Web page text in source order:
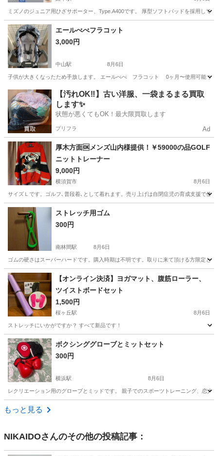
ミズノのジュニア用ひざサポーター、Type.A400です。 厚型ソフトパッドを採用し
神奈川 川崎市 その他
エールべべフラコット
3,000円
中山駅 8月6日
子供が大きくなったため手放します。 エールべべ フラコット 0ヶ月〜使用可能 チ
神奈川 横浜市 中山駅 スポーツ フラコット
【汚れOK‼️】古い洋服、一袋まるまる買取
します✨
状態が悪くてもOK！最大限買取します
プリフラ Ad
厚木方面🆗メンズ山内様提供！￥59000の品GOLF
ニットトレーナー
9,000円
横須賀市 8月6日
サイズＬです。ゴルフ､普段着､として着れます。売り上げは自閉症児の育成支援で使
神奈川 横須賀市ストレッチ用ゴム
300円
南林間駅 8月6日
ゴムの硬さはスーパーハードです。購入時期は不明です。取りに来て頂ける方限定と
神奈川 大和市 南林間駅 フィットネス、トレーニング ゴム
【オンライン決済】ヨガマット、腹筋ローラー、
ツイストボードセット
1,500円
桜ヶ丘駅 8月6日
ストレッチにいかがですか？ すべて新品です！
神奈川 横浜市 桜ヶ丘駅 フィットネス、トレーニング
ボクシンググローブとミットセット
300円
横浜駅 8月6日
レクリエーション用のグローブとミッドです。 親子でのスポーツトレーニング、恋
神奈川 横浜市
もっと見る
NIKAIDOさんのその他の投稿記事：